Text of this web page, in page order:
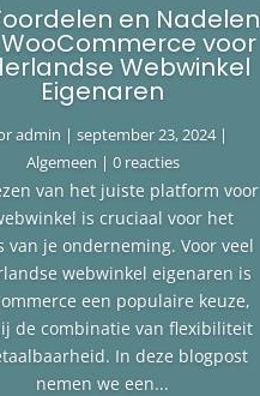
en Nadelen
voor
Webwinkel
Eigenaren
admin |september 23, 2024|
Algemeen | 0 reacties
van het juiste platform voor
is cruciaal voor het
van je onderneming. Voor veel
webwinkel eigenaren is
een populaire keuze,
de combinatie van flexibiliteit
In deze blogpost
nemen we een...